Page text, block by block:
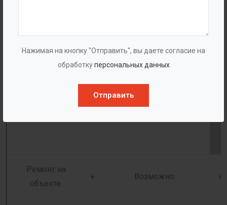
Нажимая на кнопку "Отправить", вы даете согласие на
обработкуперсональных данных
Отправить
Стойкость к
механическим
+
работает на сжатие и
растяжение не влияющие
на его целостность.
Ремонт на
объекте.
+ Возможно. +